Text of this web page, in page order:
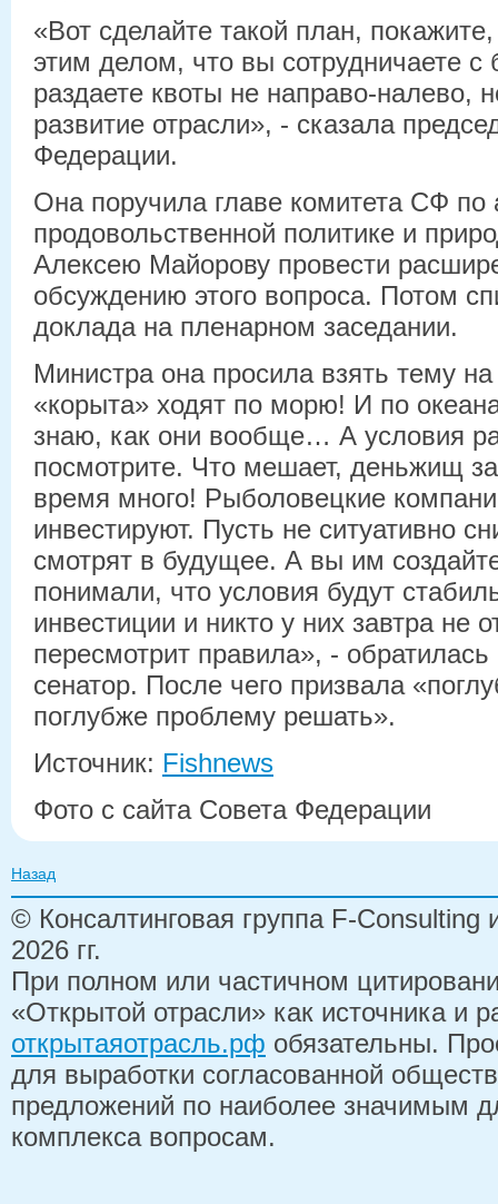
«Вот сделайте такой план,
этим делом, что вы сотрудничаете с
раздаете квоты не направо-налево,
развитие отрасли», - сказала
Федерации.
Она поручила главе комитета СФ по
продовольственной политике и
Алексею Майорову провести
обсуждению этого вопроса. Потом
доклада на пленарном заседании.
Министра она просила взять тему
«корыта» ходят по морю! И по
знаю, как они вообще… А условия
посмотрите. Что мешает, деньжищ
время много! Рыболовецкие
инвестируют. Пусть не ситуативно
смотрят в будущее. А вы им
понимали, что условия будут
инвестиции и никто у них завтра не
пересмотрит правила», -
сенатор. После чего призвала
поглубже проблему решать».
Источник: Fishnews
Фото с сайта Совета Федерации
Назад
© Консалтинговая группа F-
2026 гг.
При полном или частичном
«Открытой отрасли» как источника и
открытаяотрасль.рф обязательны.
для выработки согласованной
предложений по наиболее значимым
комплекса вопросам.